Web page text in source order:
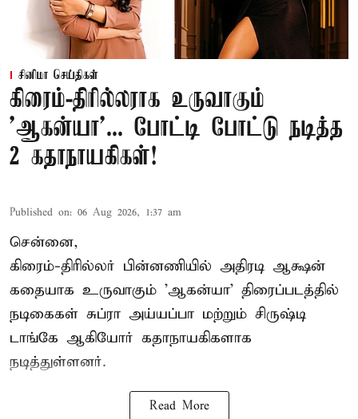
சினிமா செய்திகள்
கிரைம்-திரில்லராக உருவாகும்
'ஆகன்யா'... போட்டி போட்டு நடித்த
2 கதாநாயகிகள்!
Published on: 06 Aug 2026, 1:37 am
சென்னை,
கிரைம்-திரில்லர் பின்னணியில் அதிரடி ஆக்ஷன்
கதையாக உருவாகும் 'ஆகன்யா' திரைப்படத்தில்
நடிகைகள் சுப்ரா அய்யப்பா மற்றும் சிருஷ்டி
டாங்கே ஆகியோர் கதாநாயகிகளாக
நடித்துள்ளனர்.
Read More